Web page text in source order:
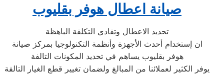
صيانة اعطال هوفر بقليوب
تحديد الاعطال وتفادي التكلفة الباهظة
ان إستخدام أحدث الأجهزة وأنظمة التكنولوجيا بمركز صيانة
هوفر بقليوب يساهم في تحديد المكونات التالفة
يوفر الكثير لعملائنا من المبالغ ولضمان تغيير قطع الغيار التالفة